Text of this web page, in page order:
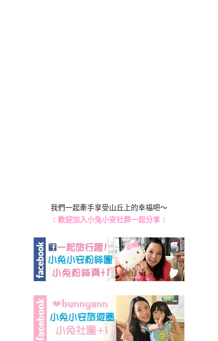
我們一起牽手享受山丘上的幸福吧～
﹝歡迎加入小兔小安社群一起分享﹞